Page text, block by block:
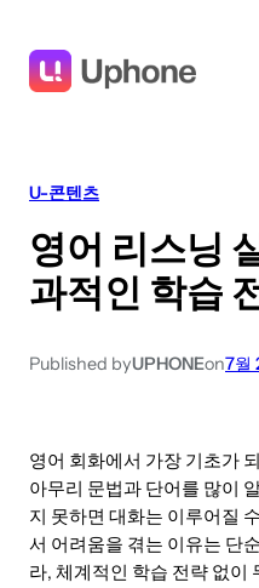
U-콘텐츠
영어 리스닝
과적인 학습
Published byUPHONEon7월
영어 회화에서 가장 기초가
아무리 문법과 단어를 많이
지 못하면 대화는 이루어질
서 어려움을 겪는 이유는 단
라, 체계적인 학습 전략 없이